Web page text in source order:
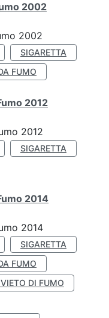
2002
2002
SIGARETTA
FUMO
2012
2012
SIGARETTA
2014
2014
SIGARETTA
FUMO
DI FUMO